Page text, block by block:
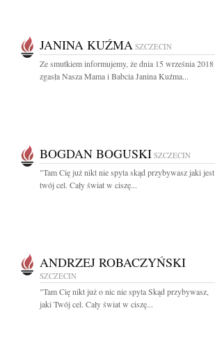
JANINA KUŹMA SZCZECIN
Ze smutkiem informujemy, że dnia 15 września 2018
zgasła Nasza Mama i Babcia Janina Kuźma...
BOGDAN BOGUSKI SZCZECIN
"Tam Cię już nikt nie spyta skąd przybywasz jaki jest
twój cel. Cały świat w ciszę...
ANDRZEJ ROBACZYŃSKI
SZCZECIN
"Tam Cię nikt już o nic nie spyta Skąd przybywasz,
jaki Twój cel. Cały świat w ciszę...